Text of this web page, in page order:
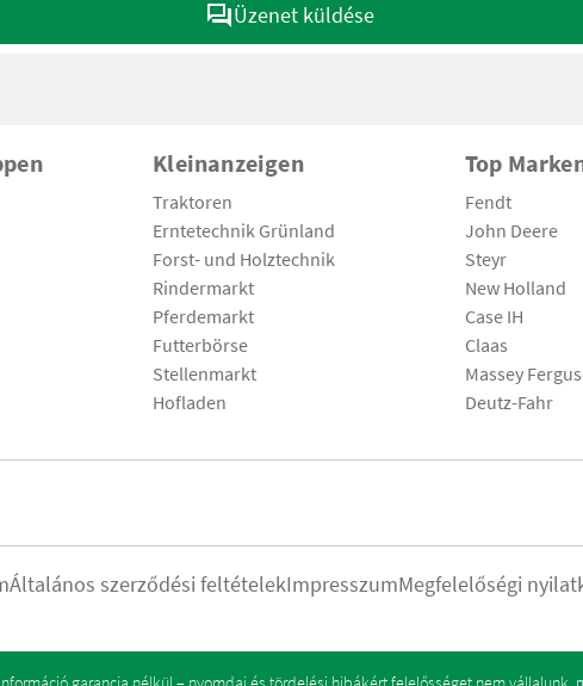
Üzenet küldése
Kleinanzeigen
Traktoren
Erntetechnik Grünland
Forst- und Holztechnik
Rindermarkt
Pferdemarkt
Futterbörse
Stellenmarkt
Hofladen
Top
Fendt
John Deere
Steyr
New Holland
Case IH
Claas
Massey
Deutz-Fahr
Általános szerződési feltételekImpresszumMegfelelőségi